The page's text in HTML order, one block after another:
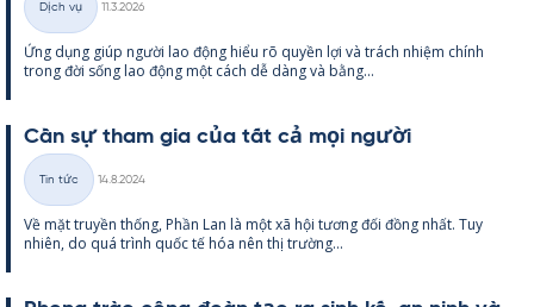
Thể
loại
Dịch vụ
11.3.2026
Ứng dụng giúp người lao động hiểu rõ qu­yền lợi và trách nhiệm chính
trong đời sống lao động một cách dễ dàng và bằng...
Cần sự tham gia của tất cả mọi người
Thể
loại
Tin tức
14.8.2024
Về mặt tru­yền thống, Phần Lan là một xã hội tương đối đồng nhất. Tuy
nhiên, do quá trình quốc tế hóa nên thị trường...